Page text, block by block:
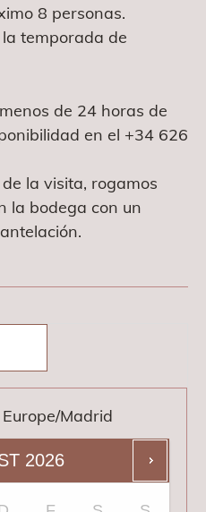
8 personas.
temporada de
de 24 horas de
en el +34 626
la visita, rogamos
la bodega con un
Europe/Madrid
2026